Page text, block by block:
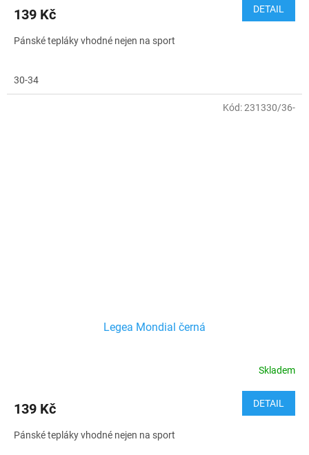
139 Kč DETAIL
Pánské tepláky vhodné nejen na sport
30-34
Legea Mondial černá
Skladem
139 Kč DETAIL
Pánské tepláky vhodné nejen na sport
Kód:231330/36-